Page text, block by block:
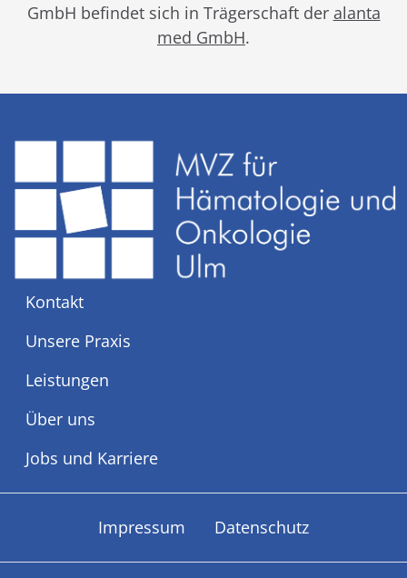
GmbH befindet sich in Trägerschaft der alanta
med GmbH.
Kontakt
Unsere Praxis
Leistungen
Über uns
Jobs und Karriere
Impressum Datenschutz